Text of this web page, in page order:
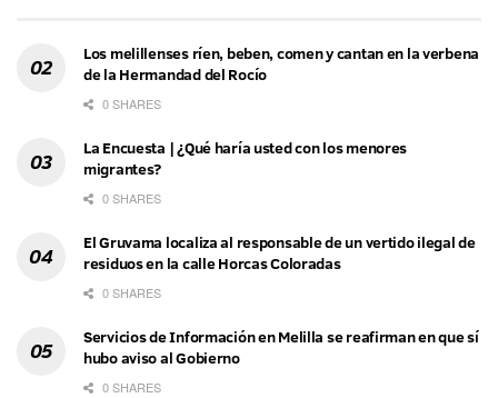
Los melillenses ríen, beben, comen y cantan en la verbena
de la Hermandad del Rocío
0 SHARES
La Encuesta | ¿Qué haría usted con los menores
migrantes?
0 SHARES
El Gruvama localiza al responsable de un vertido ilegal de
residuos en la calle Horcas Coloradas
0 SHARES
Servicios de Información en Melilla se reafirman en que sí
hubo aviso al Gobierno
0 SHARES